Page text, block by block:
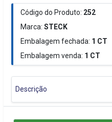
Código do Produto: 252
Marca:STECK
Embalagem fechada: 1 CT
Embalagem venda: 1 CT
Descrição